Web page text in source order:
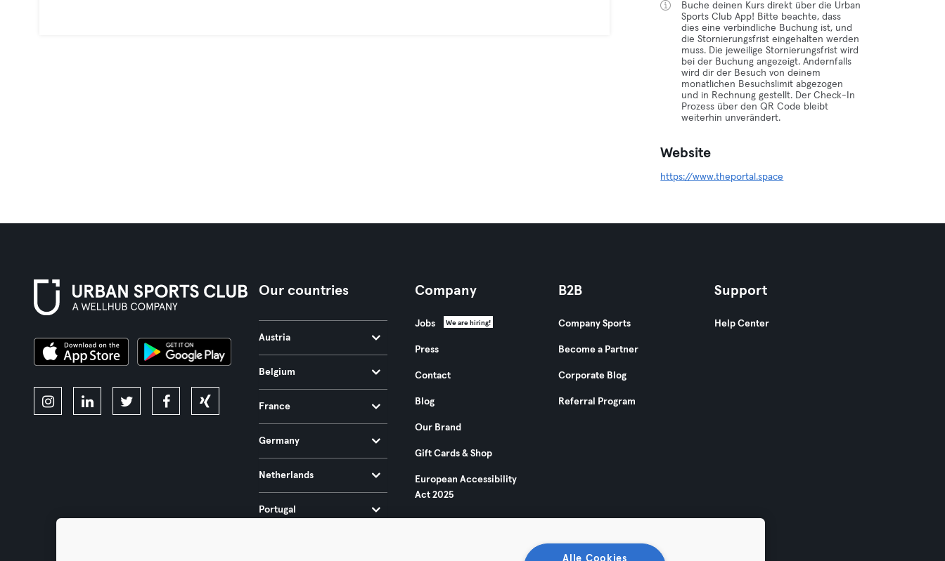
Buche deinen Kurs direkt über die Urban
Sports Club App! Bitte beachte, dass
dies eine verbindliche Buchung ist, und
die Stornierungsfrist eingehalten werden
muss. Die jeweilige Stornierungsfrist wird
bei der Buchung angezeigt. Andernfalls
wird dir der Besuch von deinem
monatlichen Besuchslimit abgezogen
und in Rechnung gestellt. Der Check-In
Prozess über den QR Code bleibt
weiterhin unverändert.
Website
https://www.theportal.space
Our countries
Austria
Belgium
France
Germany
Netherlands
Portugal
Company
Jobs We are hiring!
Press
Contact
Blog
Our Brand
Gift Cards & Shop
European Accessibility
Act 2025
B2B
Company Sports
Become a Partner
Corporate Blog
Referral Program
Support
Help Center
Alle Cookies